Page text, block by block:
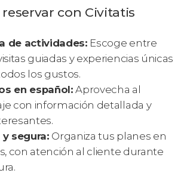
con Civitatis
de actividades: Escoge entre
guiadas y experiencias únicas
los gustos.
en español: Aprovecha al
con información detallada y
segura: Organiza tus planes en
con atención al cliente durante